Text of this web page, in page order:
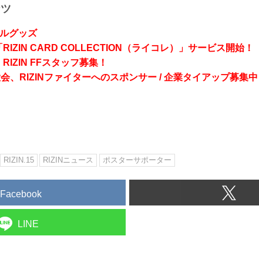
グッズ
CARD COLLECTION（ライコレ）」サービス開始！
FFスタッフ募集！
、RIZINファイターへのスポンサー / 企業タイアップ募集
RIZIN.15 RIZINニュース ポスターサポーター
Facebook
LINE